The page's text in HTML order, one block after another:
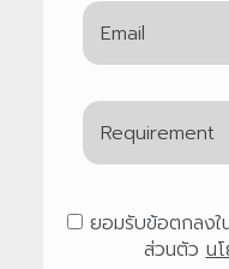
ยอมรับข้อตกลงใ
ส่วนตัว น